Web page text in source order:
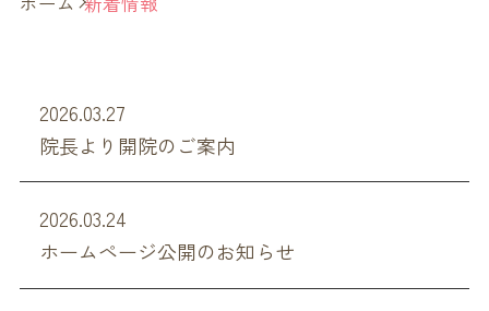
2026.03.27
院長より開院のご案内
2026.03.24
ホームページ公開のお知らせ